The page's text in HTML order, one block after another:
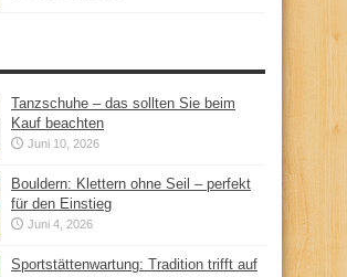
Tanzschuhe – das sollten Sie beim
Kauf beachten
Juni 10, 2026
Bouldern: Klettern ohne Seil – perfekt
für den Einstieg
Juni 4, 2026
Sportstättenwartung: Tradition trifft auf